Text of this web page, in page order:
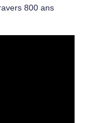
800 ans